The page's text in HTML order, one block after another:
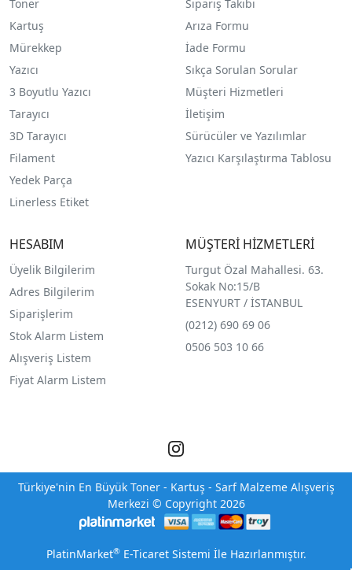
Toner
Kartuş
Mürekkep
Yazıcı
3 Boyutlu Yazıcı
Tarayıcı
3D Tarayıcı
Filament
Yedek Parça
Linerless Etiket
Sipariş Takibi
Arıza Formu
İade Formu
Sıkça Sorulan Sorular
Müşteri Hizmetleri
İletişim
Sürücüler ve Yazılımlar
Yazıcı Karşılaştırma Tablosu
HESABIM
Üyelik Bilgilerim
Adres Bilgilerim
Siparişlerim
Stok Alarm Listem
Alışveriş Listem
Fiyat Alarm Listem
MÜŞTERİ HİZMETLERİ
Turgut Özal Mahallesi. 63.
Sokak No:15/B
ESENYURT / İSTANBUL
(0212) 690 69 06
0506 503 10 66
Türkiye'nin En Büyük Toner - Kartuş - Sarf Malzeme Alışveriş
Merkezi © Copyright 2026
PlatinMarket®E-Ticaret Sistemi İle Hazırlanmıştır.